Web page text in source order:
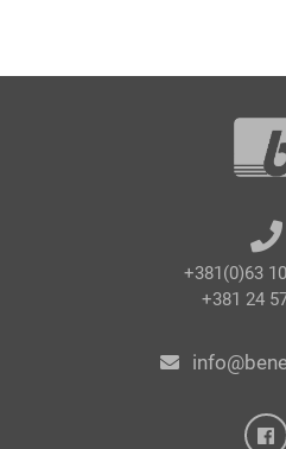
+381(0)63
+381 24